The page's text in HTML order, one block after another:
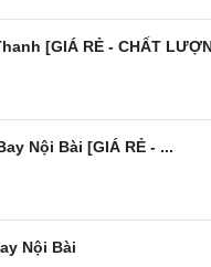
[GIÁ RẺ - CHẤT
Nội Bài [GIÁ RẺ - ...
Nội Bài